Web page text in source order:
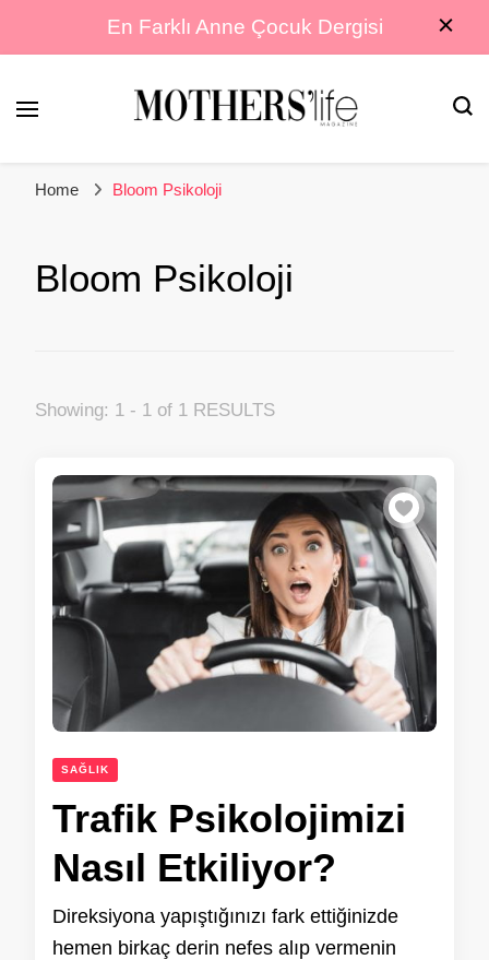
En Farklı Anne Çocuk Dergisi
Mothers Life
Home Bloom Psikoloji
Bloom Psikoloji
Showing: 1 - 1 of 1 RESULTS
SAĞLIK
Trafik Psikolojimizi
Nasıl Etkiliyor?
Direksiyona yapıştığınızı fark ettiğinizde
hemen birkaç derin nefes alıp vermenin